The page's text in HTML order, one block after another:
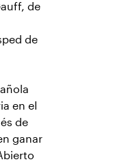
de
de
en el
de
ganar